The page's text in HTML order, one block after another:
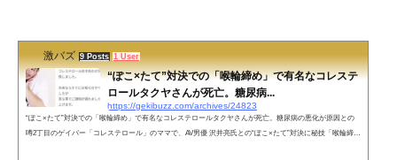
激バズ 9 Posts 1 User
“ぽこ×たて”対決での「喉輪締め」で有名なコレステ
ロールタクヤさんが死亡。糖尿病...
https://gekibuzz.com/archives/24823
“ぽこ×たて”対決での「喉輪締め」で有名なコレステロールタクヤさんが死亡。糖尿病の悪化が原因との
噂2丁目のゲイバー「コレステロール」のママで、AV男優 沢井亮氏との“ぽこ×たて”対決に秘技「喉輪締